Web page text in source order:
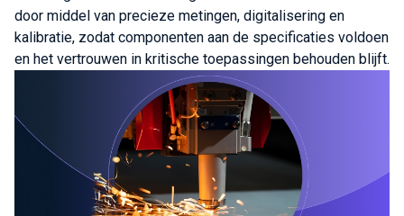
door middel van precieze metingen, digitalisering en
kalibratie, zodat componenten aan de specificaties voldoen
en het vertrouwen in kritische toepassingen behouden blijft.